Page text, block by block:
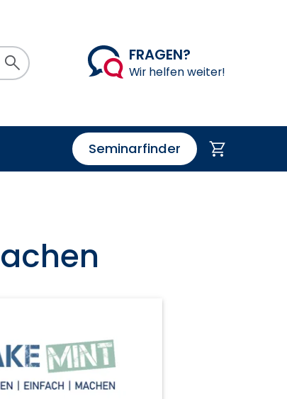
Suchen FRAGEN?
Wir helfen weiter!
Seminarfinder Warenkorb